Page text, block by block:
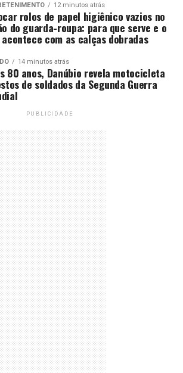
12 minutos atrás
rolos de papel higiênico vazios no
do guarda-roupa: para que serve e o
acontece com as calças dobradas
14 minutos atrás
80 anos, Danúbio revela motocicleta
de soldados da Segunda Guerra
PUBLICIDADE